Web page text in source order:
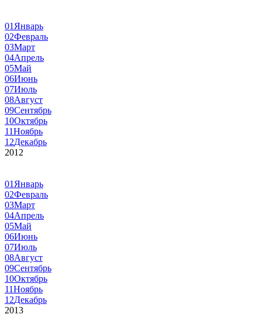
01 Январь
02Февраль
03Март
04Апрель
05Май
06Июнь
07Июль
08Август
09Сентябрь
10Октябрь
11Ноябрь
12Декабрь
2012
01 Январь
02Февраль
03Март
04Апрель
05Май
06Июнь
07Июль
08Август
09Сентябрь
10Октябрь
11Ноябрь
12Декабрь
2013